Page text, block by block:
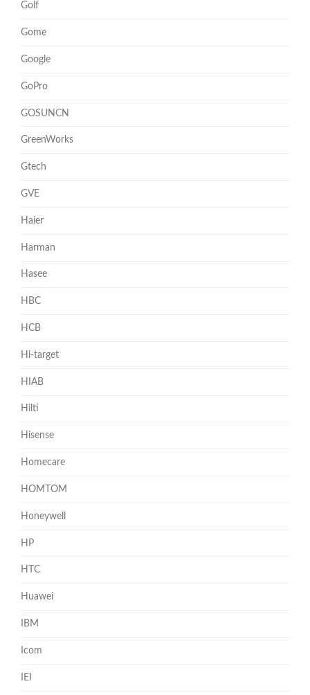
Golf
Gome
Google
GoPro
GOSUNCN
GreenWorks
Gtech
GVE
Haier
Harman
Hasee
HBC
HCB
Hi-target
HIAB
Hilti
Hisense
Homecare
HOMTOM
Honeywell
HP
HTC
Huawei
IBM
Icom
IEI